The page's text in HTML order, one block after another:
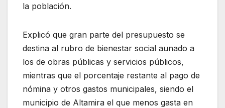
la población.
Explicó que gran parte del presupuesto se
destina al rubro de bienestar social aunado a
los de obras públicas y servicios públicos,
mientras que el porcentaje restante al pago de
nómina y otros gastos municipales, siendo el
municipio de Altamira el que menos gasta en